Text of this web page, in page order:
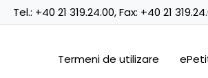
Tel.: +40 21 319.24.00, Fax: +40 21
Termeni de utilizare